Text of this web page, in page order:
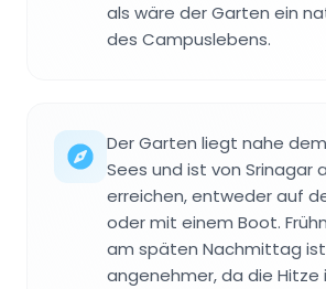
als wäre der Garten ein
des Campuslebens.
Der Garten liegt nahe
Sees und ist von Srinagar
erreichen, entweder auf
oder mit einem Boot.
am späten Nachmittag ist
angenehmer, da die Hitze